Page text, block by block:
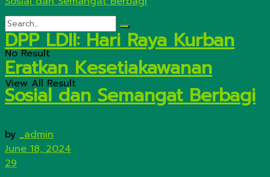
No Result
View All Result
DPP LDII: Hari Raya Kurban
Eratkan Kesetiakawanan
Sosial dan Semangat Berbagi
by _admin
June 18, 2024
29